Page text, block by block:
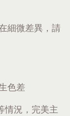
細微差異，請
色差
情況，完美主